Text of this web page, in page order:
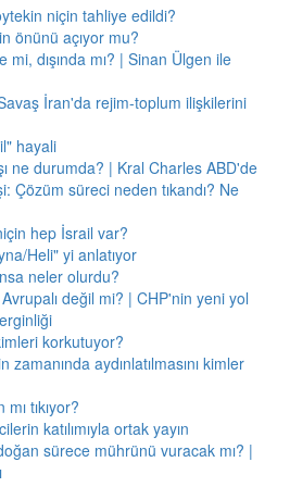
niçin tahliye edildi?
önünü açıyor mu?
mi, dışında mı? | Sinan Ülgen ile
İran'da rejim-toplum ilişkilerini
hayali
ne durumda? | Kral Charles ABD'de
Çözüm süreci neden tıkandı? Ne
hep İsrail var?
Heli" yi anlatıyor
neler olurdu?
değil mi? | CHP'nin yeni yol
korkutuyor?
aydınlatılmasını kimler
tıkıyor?
katılımıyla ortak yayın
sürece mührünü vuracak mı? |